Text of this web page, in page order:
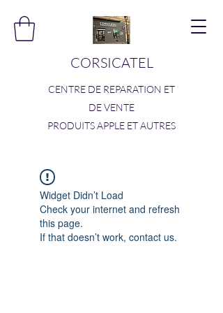
CORSICATEL
CENTRE DE REPARATION ET
DE VENTE
PRODUITS APPLE ET AUTRES
Widget Didn’t Load
Check your internet and refresh
this page.
If that doesn’t work, contact us.